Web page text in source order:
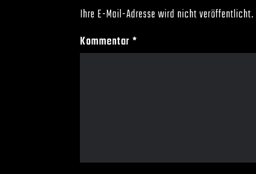
Ihre E-Mail-Adresse wird nicht veröffentlicht.
Kommentar *